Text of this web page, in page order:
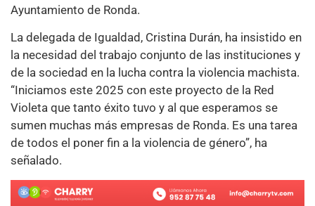
Ayuntamiento de Ronda.
La delegada de Igualdad, Cristina Durán, ha insistido en
la necesidad del trabajo conjunto de las instituciones y
de la sociedad en la lucha contra la violencia machista.
“Iniciamos este 2025 con este proyecto de la Red
Violeta que tanto éxito tuvo y al que esperamos se
sumen muchas más empresas de Ronda. Es una tarea
de todos el poner fin a la violencia de género”, ha
señalado.